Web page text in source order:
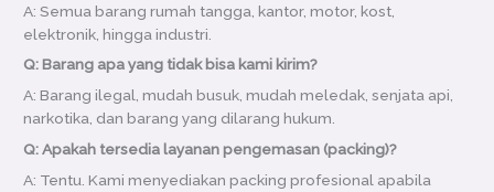
A: Semua barang rumah tangga, kantor, motor, kost,
elektronik, hingga industri.
Q: Barang apa yang tidak bisa kami kirim?
A: Barang ilegal, mudah busuk, mudah meledak, senjata api,
narkotika, dan barang yang dilarang hukum.
Q: Apakah tersedia layanan pengemasan (packing)?
A: Tentu. Kami menyediakan packing profesional apabila